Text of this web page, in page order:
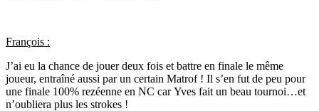
François :
J’ai eu la chance de jouer deux fois et battre en finale le même
joueur, entraîné aussi par un certain Matrof ! Il s’en fut de peu pour
une finale 100% rezéenne en NC car Yves fait un beau tournoi…et
n’oubliera plus les strokes !